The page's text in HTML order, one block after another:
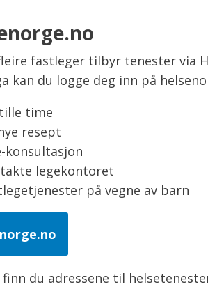
fastleger tilbyr tenester via
kan du logge deg inn på
time
resept
konsultasjon
legekontoret
på vegne av barn
du adressene til